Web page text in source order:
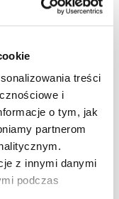
treści
i
o tym, jak
partnerom
z innymi danymi
podczas
Velocompact
3 rowery
Katowice
/dzień